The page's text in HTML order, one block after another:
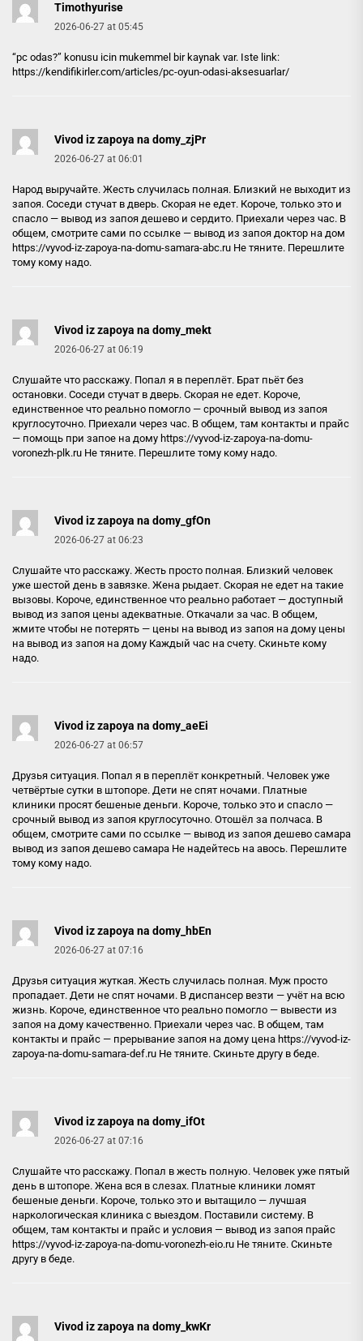
Timothyurise
2026-06-27 at 05:45
“pc odas?” konusu icin mukemmel bir kaynak var. Iste link:
https://kendifikirler.com/articles/pc-oyun-odasi-aksesuarlar/
Vivod iz zapoya na domy_zjPr
2026-06-27 at 06:01
Народ выручайте. Жесть случилась полная. Близкий не выходит из
запоя. Соседи стучат в дверь. Скорая не едет. Короче, только это и
спасло — вывод из запоя дешево и сердито. Приехали через час. В
общем, смотрите сами по ссылке — вывод из запоя доктор на дом
https://vyvod-iz-zapoya-na-domu-samara-abc.ru Не тяните. Перешлите
тому кому надо.
Vivod iz zapoya na domy_mekt
2026-06-27 at 06:19
Слушайте что расскажу. Попал я в переплёт. Брат пьёт без
остановки. Соседи стучат в дверь. Скорая не едет. Короче,
единственное что реально помогло — срочный вывод из запоя
круглосуточно. Приехали через час. В общем, там контакты и прайс
— помощь при запое на дому https://vyvod-iz-zapoya-na-domu-
voronezh-plk.ru Не тяните. Перешлите тому кому надо.
Vivod iz zapoya na domy_gfOn
2026-06-27 at 06:23
Слушайте что расскажу. Жесть просто полная. Близкий человек
уже шестой день в завязке. Жена рыдает. Скорая не едет на такие
вызовы. Короче, единственное что реально работает — доступный
вывод из запоя цены адекватные. Откачали за час. В общем,
жмите чтобы не потерять — цены на вывод из запоя на дому цены
на вывод из запоя на дому Каждый час на счету. Скиньте кому
надо.
Vivod iz zapoya na domy_aeEi
2026-06-27 at 06:57
Друзья ситуация. Попал я в переплёт конкретный. Человек уже
четвёртые сутки в штопоре. Дети не спят ночами. Платные
клиники просят бешеные деньги. Короче, только это и спасло —
срочный вывод из запоя круглосуточно. Отошёл за полчаса. В
общем, смотрите сами по ссылке — вывод из запоя дешево самара
вывод из запоя дешево самара Не надейтесь на авось. Перешлите
тому кому надо.
Vivod iz zapoya na domy_hbEn
2026-06-27 at 07:16
Друзья ситуация жуткая. Жесть случилась полная. Муж просто
пропадает. Дети не спят ночами. В диспансер везти — учёт на всю
жизнь. Короче, единственное что реально помогло — вывести из
запоя на дому качественно. Приехали через час. В общем, там
контакты и прайс — прерывание запоя на дому цена https://vyvod-iz-
zapoya-na-domu-samara-def.ru Не тяните. Скиньте другу в беде.
Vivod iz zapoya na domy_ifOt
2026-06-27 at 07:16
Слушайте что расскажу. Попал в жесть полную. Человек уже пятый
день в штопоре. Жена вся в слезах. Платные клиники ломят
бешеные деньги. Короче, только это и вытащило — лучшая
наркологическая клиника с выездом. Поставили систему. В
общем, там контакты и прайс и условия — вывод из запоя прайс
https://vyvod-iz-zapoya-na-domu-voronezh-eio.ru Не тяните. Скиньте
другу в беде.
Vivod iz zapoya na domy_kwKr